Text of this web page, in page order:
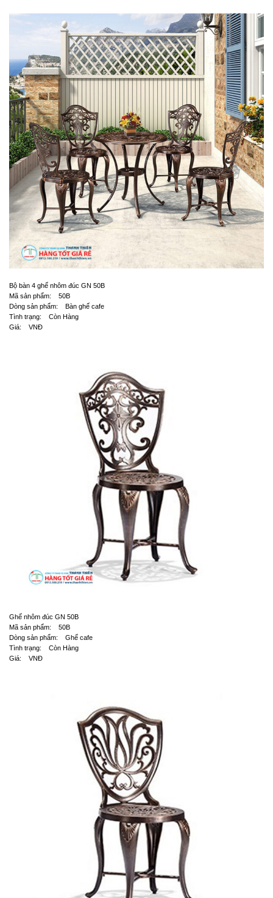
Bộ bàn 4 ghế nhôm đúc GN 50B
Mã sản phẩm: 50B
Dòng sản phẩm: Bàn ghế cafe
Tình trạng: Còn Hàng
Giá: VNĐ
Ghế nhôm đúc GN 50B
Mã sản phẩm: 50B
Dòng sản phẩm: Ghế cafe
Tình trạng: Còn Hàng
Giá: VNĐ